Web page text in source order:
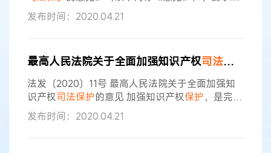
级人民法院充分认识全面加强知识产权
重大意义，准确把握知识产权
提供有力的司法服务和保障。《意见》的出台，是
人民法院深入贯彻落实中办、国办《关于强化知识
产权保护的意见》的重大举措。 《意见》立足
发布时间：2020.04.21
最高人民法院关于全面加强知识产权司法保护
法发〔2020〕11号 最高人民法院关于全面加强知
识产权司法保护的意见 加强知识产权保护，是完善
产权保护 制度最重要的内容，也是提高我国经济竞
争力最大的激励。知识产权
发布时间：2020.04.21